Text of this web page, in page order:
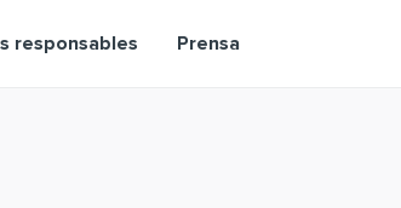
responsables Prensa